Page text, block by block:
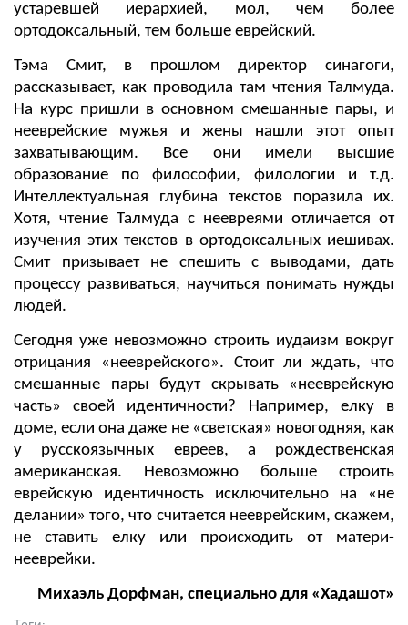
устаревшей иерархией, мол, чем более
ортодоксальный, тем больше еврейский.
Тэма Смит, в прошлом директор синагоги,
рассказывает, как проводила там чтения Талмуда.
На курс пришли в основном смешанные пары, и
нееврейские мужья и жены нашли этот опыт
захватывающим. Все они имели высшие
образование по философии, филологии и т.д.
Интеллектуальная глубина текстов поразила их.
Хотя, чтение Талмуда с неевреями отличается от
изучения этих текстов в ортодоксальных иешивах.
Смит призывает не спешить с выводами, дать
процессу развиваться, научиться понимать нужды
людей.
Сегодня уже невозможно строить иудаизм вокруг
отрицания «нееврейского». Стоит ли ждать, что
смешанные пары будут скрывать «нееврейскую
часть» своей идентичности? Например, елку в
доме, если она даже не «светская» новогодняя, как
у русскоязычных евреев, а рождественская
американская. Невозможно больше строить
еврейскую идентичность исключительно на «не
делании» того, что считается нееврейским, скажем,
не ставить елку или происходить от матери-
нееврейки.
Михаэль Дорфман, специально для «Хадашот»